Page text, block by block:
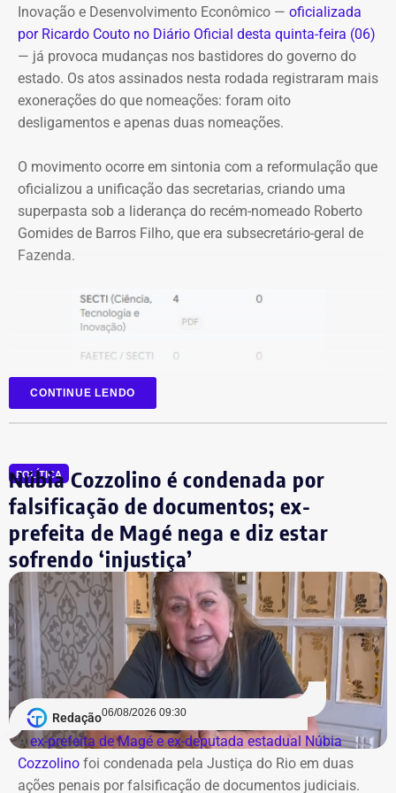
disponibilidade de vagas e realização de pré-cadastro.
Além da inauguração do bicicletário, a prefeitura prevê
uma reorganização do entorno da estação de Charitas,
com readequação das vagas de estacionamento e
reforço da fiscalização para coibir o estacionamento
Com informações do jornal “O Globo”.
Inovação e Desenvolvimento Econômico — oficializada
por Ricardo Couto no Diário Oficial desta quinta-feira (06)
— já provoca mudanças nos bastidores do governo do
estado. Os atos assinados nesta rodada registraram mais
exonerações do que nomeações: foram oito
desligamentos e apenas duas nomeações.
O movimento ocorre em sintonia com a reformulação que
oficializou a unificação das secretarias, criando uma
superpasta sob a liderança do recém-nomeado Roberto
Gomides de Barros Filho, que era subsecretário-geral de
Fazenda.
CONTINUE LENDO
POLÍTICA
Núbia Cozzolino é condenada por
falsificação de documentos; ex-
prefeita de Magé nega e diz estar
sofrendo ‘injustiça’
Redação06/08/2026 09:30
Aex-prefeita de Magé e ex-deputada estadual Núbia
Cozzolino foi condenada pela Justiça do Rio em duas
ações penais por falsificação de documentos judiciais.